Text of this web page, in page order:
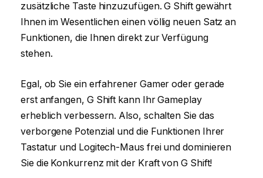
zusätzliche Taste hinzuzufügen. G Shift gewährt
Ihnen im Wesentlichen einen völlig neuen Satz an
Funktionen, die Ihnen direkt zur Verfügung
stehen.
Egal, ob Sie ein erfahrener Gamer oder gerade
erst anfangen, G Shift kann Ihr Gameplay
erheblich verbessern. Also, schalten Sie das
verborgene Potenzial und die Funktionen Ihrer
Tastatur und Logitech-Maus frei und dominieren
Sie die Konkurrenz mit der Kraft von G Shift!